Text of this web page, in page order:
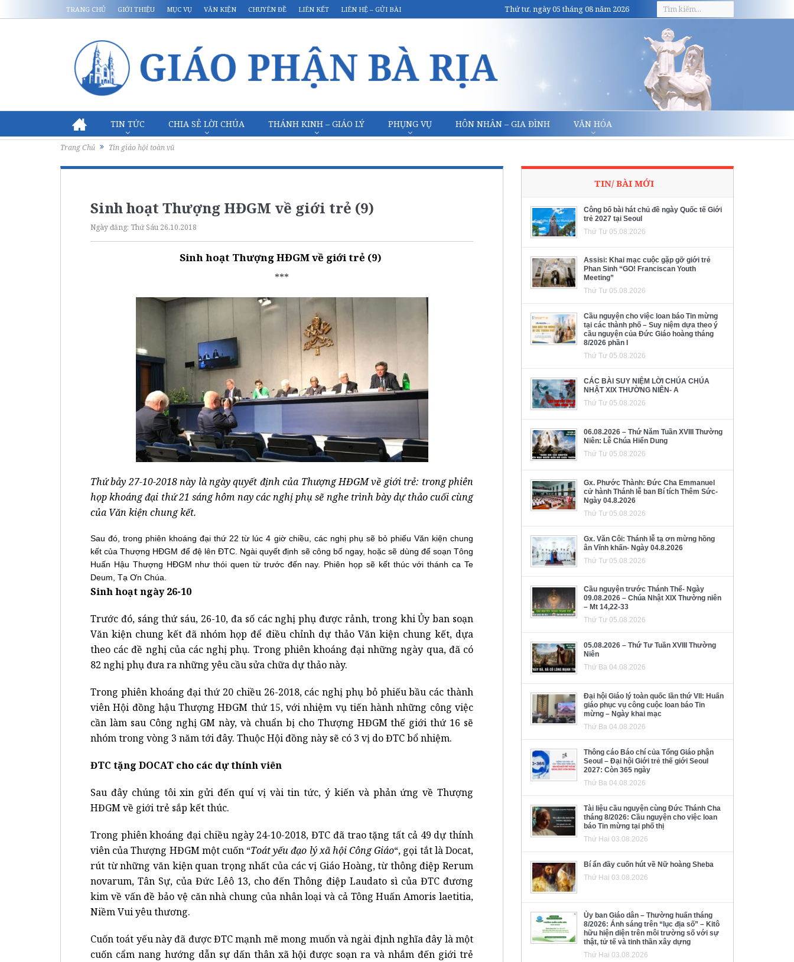
TRANG CHỦ GIỚI THIỆU MỤC VỤ VĂN KIỆN CHUYÊN ĐỀ LIÊN KẾT LIÊN HỆ – GỬI BÀI Thứ tư, ngày 05 tháng 08 năm 2026
TIN TỨC CHIA SẺ LỜI CHÚA THÁNH KINH – GIÁO LÝ PHỤNG VỤ HÔN NHÂN – GIA ĐÌNH VĂN HÓA
Trang Chủ Tin giáo hội toàn vũ
Sinh hoạt Thượng HĐGM về giới trẻ (9)
Ngày đăng: Thứ Sáu 26.10.2018
Sinh hoạt Thượng HĐGM về giới trẻ (9)
***
Thứ bảy 27-10-2018 này là ngày quyết định của Thượng HĐGM về giới trẻ: trong phiên
họp khoáng đại thứ 21 sáng hôm nay các nghị phụ sẽ nghe trình bày dự thảo cuối cùng
của Văn kiện chung kết.
Sau đó, trong phiên khoáng đại thứ 22 từ lúc 4 giờ chiều, các nghị phụ sẽ bỏ phiếu Văn kiện chung
kết của Thượng HĐGM để đệ lên ĐTC. Ngài quyết định sẽ công bố ngay, hoặc sẽ dùng để soạn Tông
Huấn Hậu Thượng HĐGM như thói quen từ trước đến nay. Phiên họp sẽ kết thúc với thánh ca Te
Deum, Tạ Ơn Chúa.
Sinh hoạt ngày 26-10
Trước đó, sáng thứ sáu, 26-10, đa số các nghị phụ được rảnh, trong khi Ủy ban soạn
Văn kiện chung kết đã nhóm họp để điều chỉnh dự thảo Văn kiện chung kết, dựa
theo các đề nghị của các nghị phụ. Trong phiên khoáng đại những ngày qua, đã có
82 nghị phụ đưa ra những yêu cầu sửa chữa dự thảo này.
Trong phiên khoáng đại thứ 20 chiều 26-2018, các nghị phụ bỏ phiếu bầu các thành
viên Hội đồng hậu Thượng HĐGM thứ 15, với nhiệm vụ tiến hành những công việc
cần làm sau Công nghị GM này, và chuẩn bị cho Thượng HĐGM thế giới thứ 16 sẽ
nhóm trong vòng 3 năm tới đây. Thuộc Hội đồng này sẽ có 3 vị do ĐTC bổ nhiệm.
ĐTC tặng DOCAT cho các dự thính viên
Sau đây chúng tôi xin gửi đến quí vị vài tin tức, ý kiến và phản ứng về Thượng
HĐGM về giới trẻ sắp kết thúc.
Trong phiên khoáng đại chiều ngày 24-10-2018, ĐTC đã trao tặng tất cả 49 dự thính
viên của Thượng HĐGM một cuốn “Toát yếu đạo lý xã hội Công Giáo“, gọi tắt là Docat,
rút từ những văn kiện quan trọng nhất của các vị Giáo Hoàng, từ thông điệp Rerum
novarum, Tân Sự, của Đức Lêô 13, cho đến Thông điệp Laudato sì của ĐTC đương
kim về vấn đề bảo vệ căn nhà chung của nhân loại và cả Tông Huấn Amoris laetitia,
Niềm Vui yêu thương.
Cuốn toát yếu này đã được ĐTC mạnh mẽ mong muốn và ngài định nghĩa đây là một
cuốn cẩm nang hướng dẫn sự dấn thân xã hội được soạn ra và nhắm đến giới trẻ
TIN/ BÀI MỚI
Công bố bài hát chủ đề ngày Quốc tế Giới
trẻ 2027 tại Seoul
Thứ Tư 05.08.2026
Assisi: Khai mạc cuộc gặp gỡ giới trẻ
Phan Sinh “GO! Franciscan Youth
Meeting”
Thứ Tư 05.08.2026
Cầu nguyện cho việc loan báo Tin mừng
tại các thành phố – Suy niệm dựa theo ý
cầu nguyện của Đức Giáo hoàng tháng
8/2026 phần I
Thứ Tư 05.08.2026
CÁC BÀI SUY NIỆM LỜI CHÚA CHÚA
NHẬT XIX THƯỜNG NIÊN- A
Thứ Tư 05.08.2026
06.08.2026 – Thứ Năm Tuần XVIII Thường
Niên: Lễ Chúa Hiển Dung
Thứ Tư 05.08.2026
Gx. Phước Thành: Đức Cha Emmanuel
cử hành Thánh lễ ban Bí tích Thêm Sức-
Ngày 04.8.2026
Thứ Tư 05.08.2026
Gx. Văn Côi: Thánh lễ tạ ơn mừng hồng
ân Vĩnh khấn- Ngày 04.8.2026
Thứ Tư 05.08.2026
Cầu nguyện trước Thánh Thể- Ngày
09.08.2026 – Chúa Nhật XIX Thường niên
– Mt 14,22-33
Thứ Tư 05.08.2026
05.08.2026 – Thứ Tư Tuần XVIII Thường
Niên
Thứ Ba 04.08.2026
Đại hội Giáo lý toàn quốc lần thứ VII: Huấn
giáo phục vụ công cuộc loan báo Tin
mừng – Ngày khai mạc
Thứ Ba 04.08.2026
Thông cáo Báo chí của Tổng Giáo phận
Seoul – Đại hội Giới trẻ thế giới Seoul
2027: Còn 365 ngày
Thứ Ba 04.08.2026
Tài liệu cầu nguyện cùng Đức Thánh Cha
tháng 8/2026: Cầu nguyện cho việc loan
báo Tin mừng tại phố thị
Thứ Hai 03.08.2026
Bí ẩn đầy cuốn hút về Nữ hoàng Sheba
Thứ Hai 03.08.2026
Ủy ban Giáo dân – Thường huấn tháng
8/2026: Ánh sáng trên “lục địa số” – Kitô
hữu hiện diện trên môi trường số với sự
thật, tử tế và tinh thần xây dựng
Thứ Hai 03.08.2026